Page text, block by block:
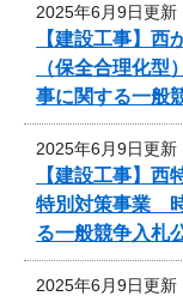
2025年6月9日更新
【建設工事】
（保全合理化
事に関する一般
2025年6月9日更新
【建設工事】
特別対策事業
る一般競争入札
2025年6月9日更新